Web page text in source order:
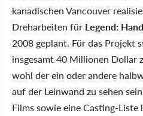
kanadischen Vancouver
Dreharbeiten für Legend:
2008 geplant. Für das Projekt
insgesamt 40 Millionen Dollar
wohl der ein oder andere
auf der Leinwand zu sehen
Films sowie eine Casting-Liste